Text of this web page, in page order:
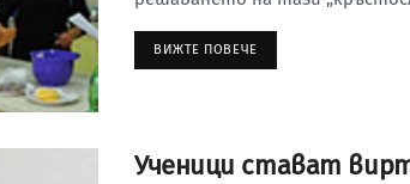
ВИЖТЕ ПОВЕЧЕ
Ученици стават